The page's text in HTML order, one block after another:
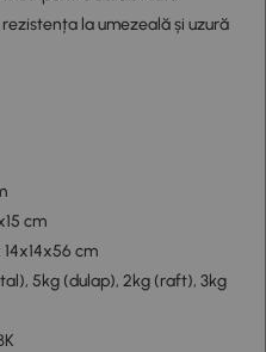
la umezeală și uzură
cm
cm
5kg (dulap), 2kg (raft), 3kg